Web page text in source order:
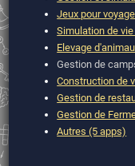
Jeux pour
Simulation de
Elevage
Gestion de
Construction de
Gestion de
Gestion de
Autres (5 apps)